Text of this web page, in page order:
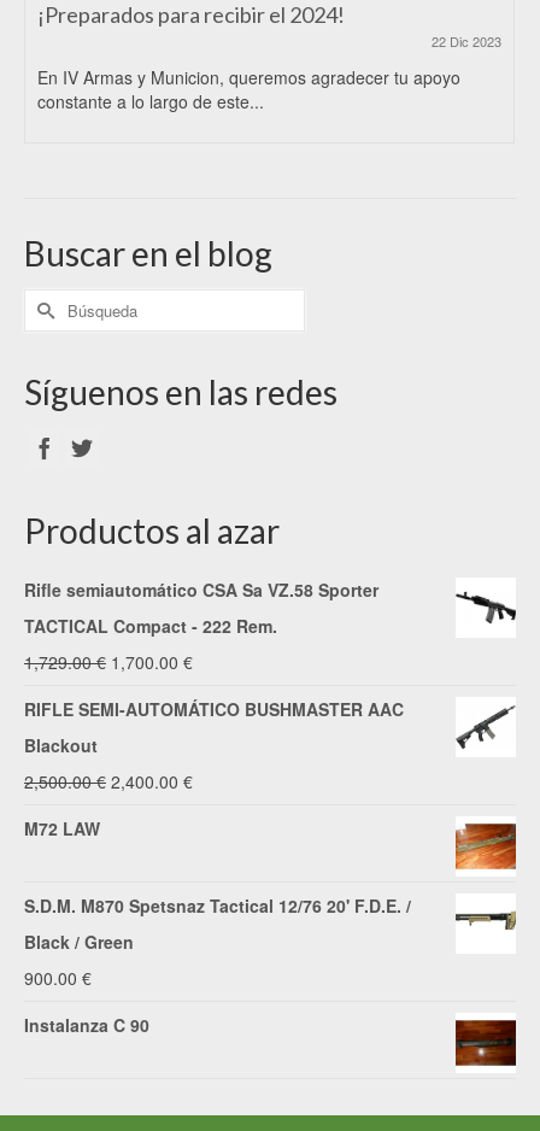
¡Preparados para recibir el 2024!
22 Dic 2023
En IV Armas y Municion, queremos agradecer tu apoyo
constante a lo largo de este...
Buscar en el blog
Síguenos en las redes
Productos al azar
Rifle semiautomático CSA Sa VZ.58 Sporter
TACTICAL Compact - 222 Rem.
1,729.00€ El
precio
1,700.00 €El
precio
RIFLE SEMI-AUTOMÁTICO BUSHMASTER AAC
Blackout
2,500.00€ El
2,400.00 €El
M72 LAW
S.D.M. M870 Spetsnaz Tactical 12/76 20' F.D.E. /
Black / Green
900.00 €
Instalanza C 90